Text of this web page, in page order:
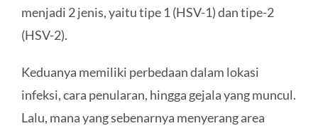
menjadi 2 jenis, yaitu tipe 1 (HSV-1) dan tipe-2
(HSV-2).
Keduanya memiliki perbedaan dalam lokasi
infeksi, cara penularan, hingga gejala yang muncul.
Lalu, mana yang sebenarnya menyerang area